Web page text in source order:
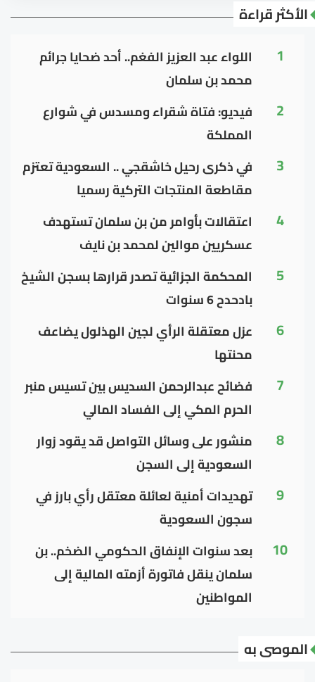
الأكثر قراءة
1
اللواء عبد العزيز الفغم.. أحد ضحايا جرائم
محمد بن سلمان
2
فيديو: فتاة شقراء ومسدس في شوارع
المملكة
3
في ذكرى رحيل خاشقجي .. السعودية تعتزم
مقاطعة المنتجات التركية رسميا
4
اعتقالات بأوامر من بن سلمان تستهدف
عسكريين موالين لمحمد بن نايف
5
المحكمة الجزائية تصدر قرارها بسجن الشيخ
بادحدح 6 سنوات
6
عزل معتقلة الرأي لجين الهذلول يضاعف
محنتها
7
فضائح عبدالرحمن السديس بين تسيس منبر
الحرم المكي إلى الفساد المالي
8
منشور على وسائل التواصل قد يقود زوار
السعودية إلى السجن
9
تهديدات أمنية لعائلة معتقل رأي بارز في
سجون السعودية
10
بعد سنوات الإنفاق الحكومي الضخم.. بن
سلمان ينقل فاتورة أزمته المالية إلى
المواطنين
الموصى به